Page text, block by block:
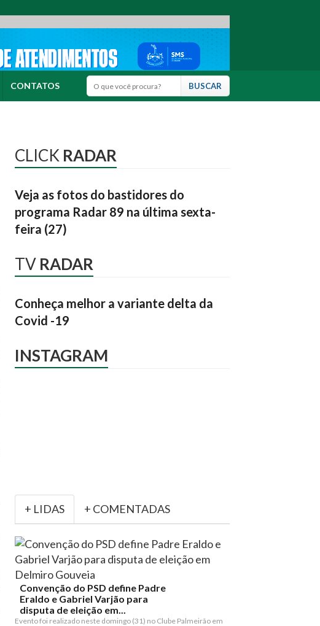
CONTATOS
CLICK RADAR
Veja as fotos do bastidores do
programa Radar 89 na última sexta-
feira (27)
TV RADAR
Conheça melhor a variante delta da
Covid -19
INSTAGRAM
+ LIDAS + COMENTADAS
Convenção do PSD define Padre
Eraldo e Gabriel Varjão para
disputa de eleição em...
Evento foi realizado neste domingo (31) no Clube Palmeirão em